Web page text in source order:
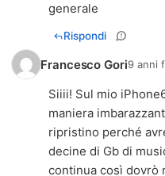
generale
Rispondi
Francesco Gori9 anni
Siiii! Sul mio
maniera
ripristino perché
decine di Gb di
continua così dovrò